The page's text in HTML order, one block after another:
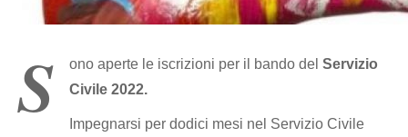
S ono aperte le iscrizioni per il bando del Servizio
Civile 2022.
Impegnarsi per dodici mesi nel Servizio Civile